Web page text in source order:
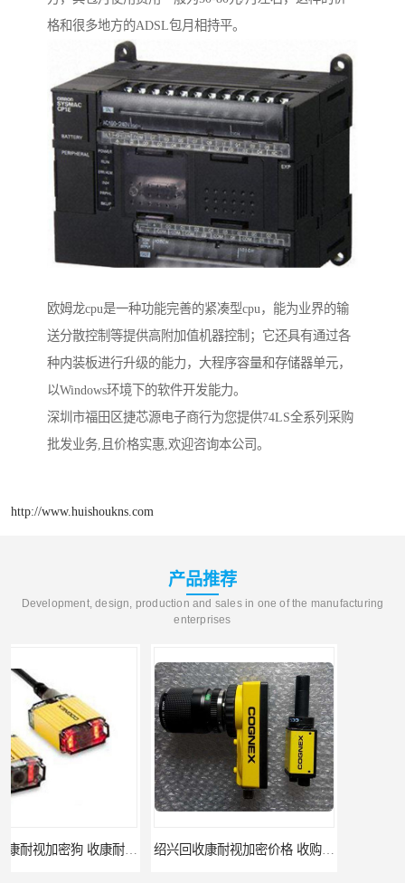
格和很多地方的ADSL包月相持平。
欧姆龙cpu是一种功能完善的紧凑型cpu，能为业界的输
送分散控制等提供高附加值机器控制；它还具有通过各
种内装板进行升级的能力，大程序容量和存储器单元，
以Windows环境下的软件开发能力。
深圳市福田区捷芯源电子商行为您提供74LS全系列采购
批发业务,且价格实惠,欢迎咨询本公司。
http://www.huishoukns.com
产品推荐
Development, design, production and sales in one of the manufacturing
enterprises
绍兴回收康耐视加密价格 收购康耐视加密狗 支持各种支付方式